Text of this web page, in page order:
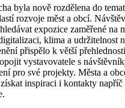
byla nově rozdělena do
rozvoje měst a obcí.
expozice zaměřené na
klima a udržitelnost
přispělo k větší
vystavovatele s
pro své projekty. Města a
inspiraci i kontakty